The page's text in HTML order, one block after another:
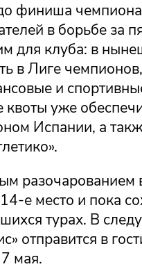
финиша
в борьбе за
для клуба: в
в Лиге
и
квоты уже
Испании, а
разочарованием
е место и пока
турах. В
отправится в
мая.